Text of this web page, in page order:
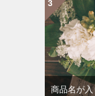
商品名が